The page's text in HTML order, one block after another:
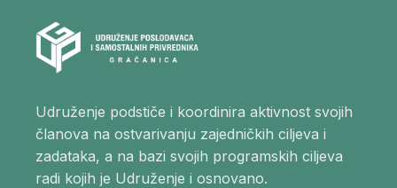
Udruženje podstiče i koordinira aktivnost svojih
članova na ostvarivanju zajedničkih ciljeva i
zadataka, a na bazi svojih programskih ciljeva
radi kojih je Udruženje i osnovano.